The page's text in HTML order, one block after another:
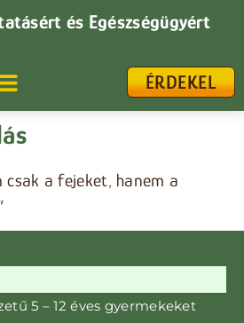
és Egészségügyért
ÉRDEKEL
csak a fejeket, hanem a
5 – 12 éves gyermekeket